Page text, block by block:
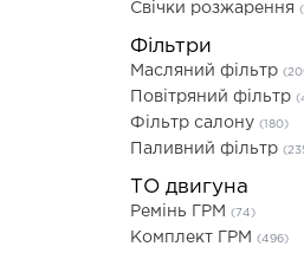
Свічки розжарення
Фільтри
Масляний фільтр
Повітряний фільтр
Фільтр салону (180)
Паливний фільтр
ТО двигуна
Ремінь ГРМ (74)
Комплект ГРМ (496)